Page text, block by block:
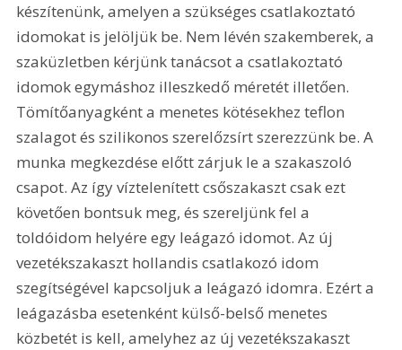
készítenünk, amelyen a szükséges csatlakoztató
idomokat is jelöljük be. Nem lévén szakemberek, a
szaküzletben kérjünk tanácsot a csatlakoztató
idomok egymáshoz illeszkedő méretét illetően.
Tömítőanyagként a menetes kötésekhez teflon
szalagot és szilikonos szerelőzsírt szerezzünk be. A
munka megkezdése előtt zárjuk le a szakaszoló
csapot. Az így víztelenített csőszakaszt csak ezt
követően bontsuk meg, és szereljünk fel a
toldóidom helyére egy leágazó idomot. Az új
vezetékszakaszt hollandis csatlakozó idom
szegítségével kapcsoljuk a leágazó idomra. Ezért a
leágazásba esetenként külső-belső menetes
közbetét is kell, amelyhez az új vezetékszakaszt